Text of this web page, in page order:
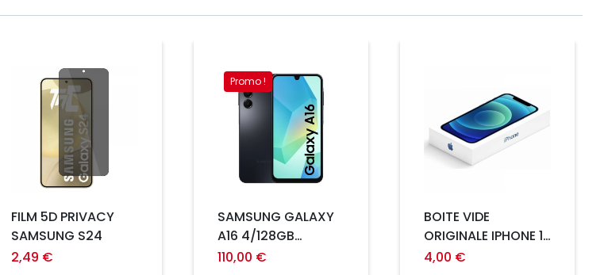
FILM 5D PRIVACY
SAMSUNG S24
2,49 €
Promo !
Prix
SAMSUNG GALAXY
A16 4/128GB
EUROPEEN NOIR
110,00 €
BOITE VIDE
ORIGINALE IPHONE 13
PINK
4,00 €